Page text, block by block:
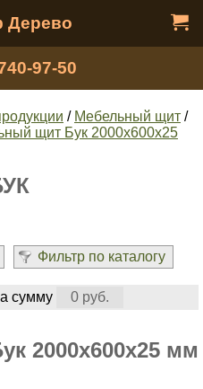
Дерево
97-50
/ Мебельный щит /
щит Бук 2000х600х25
Фильтр по каталогу
сумму 0 руб.
2000х600х25 мм